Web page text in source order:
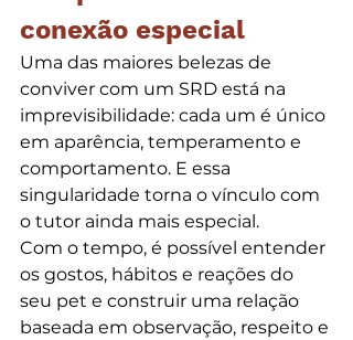
conexão especial
Uma das maiores belezas de
conviver com um SRD está na
imprevisibilidade: cada um é único
em aparência, temperamento e
comportamento. E essa
singularidade torna o vínculo com
o tutor ainda mais especial.
Com o tempo, é possível entender
os gostos, hábitos e reações do
seu pet e construir uma relação
baseada em observação, respeito e